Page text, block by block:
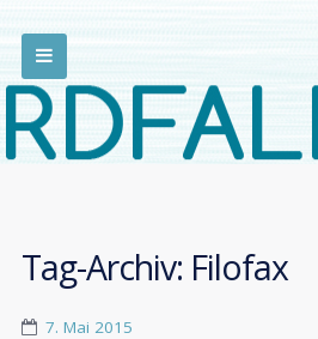
Tag-Archiv: Filofax
7. Mai 2015